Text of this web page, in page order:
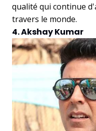
qualité qui continue
travers le monde.
4. Akshay Kumar